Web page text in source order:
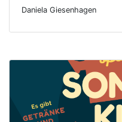
Daniela Giesenhagen